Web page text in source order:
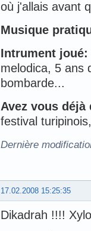
où j'allais avant
Musique
Intrument joué:
melodica, 5 ans
bombarde...
Avez vous
festival
Dernière
17.02.2008 15:25:35
Dikadrah !!!!